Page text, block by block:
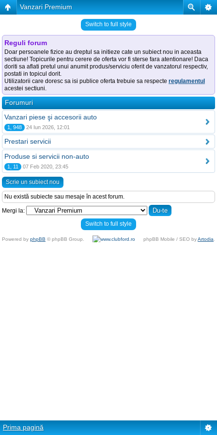
Vanzari Premium
Switch to full style
Reguli forum
Doar persoanele fizice au dreptul sa initieze cate un subiect nou in aceasta
sectiune! Topicurile pentru cerere de oferta vor fi sterse fara atentionare! Daca
doriti sa aflati pretul unui anumit produs/serviciu oferit de vanzatorul respectiv,
postati in topicul dorit.
Utilizatorii care doresc sa isi publice oferta trebuie sa respecte regulamentul
acestei sectiuni.
Forumuri
Vanzari piese şi accesorii auto
1, 948 24 Iun 2026, 12:01
Prestari servicii
Produse si servicii non-auto
1, 11 07 Feb 2020, 23:45
Scrie un subiect nou
Nu există subiecte sau mesaje în acest forum.
Mergi la:
Switch to full style
Powered by phpBB © phpBB Group. phpBB Mobile / SEO byArtodia
Prima pagină